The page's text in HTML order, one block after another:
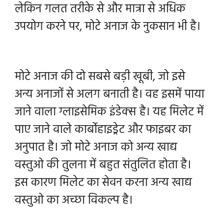
लेकिन गलत तरीके से और मात्रा से अधिक
उपयोग करने पर, मोटे अनाज के नुकसान भी है।
मोटे अनाज की दो सबसे बड़ी खूबी, जो इसे
अन्य अनाजों से अलग बनाती है। वह इसमें पाया
जाने वाला ग्लाइसेमिक इंडेक्स है। यह मिलेट में
पाए जाने वाले कार्बोहाइड्रेट और फाइबर का
अनुपात है। जो मोटे अनाज को अन्य खाद्य
वस्तुओ की तुलना में बहुत संतुलित होता है।
इस कारण मिलेट का सेवन करना अन्य खाद्य
वस्तुओ का अच्छा विकल्प है।